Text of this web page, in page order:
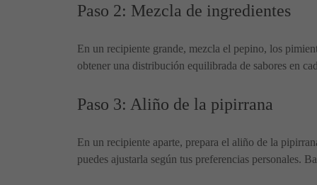
Paso 2: Mezcla de ingredientes
En un recipiente grande, mezcla el pepino, los
obtener una distribución equilibrada de sabores en
Paso 3: Aliño de la pipirrana
En un recipiente aparte, prepara el aliño de la
puedes ajustarla según tus preferencias personales.